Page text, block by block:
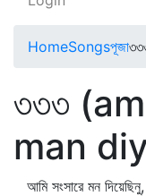
HomeSongsপূজা
৩৩৩
man
আমি সংসারে মন